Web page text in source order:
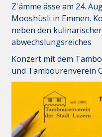
Z'ämme ässe am 24.
Mooshüsli in Emmen.
neben den
abwechslungsreiches
Konzert mit dem
und Tambourenverein